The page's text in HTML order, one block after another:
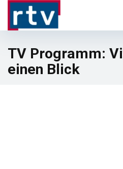
TV Programm:
einen Blick